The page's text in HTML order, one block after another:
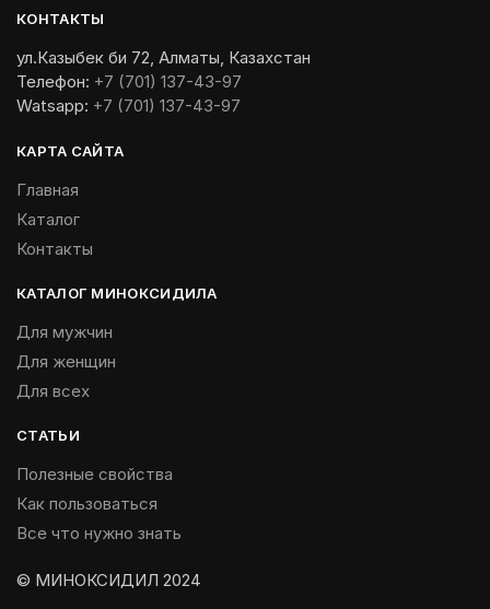
КОНТАКТЫ
ул.Казыбек би 72, Алматы, Казахстан
Телефон: +7 (701) 137-43-97
Watsapp: +7 (701) 137-43-97
КАРТА САЙТА
Главная
Каталог
Контакты
КАТАЛОГ МИНОКСИДИЛА
Для мужчин
Для женщин
Для всех
СТАТЬИ
Полезные свойства
Как пользоваться
Все что нужно знать
© МИНОКСИДИЛ 2024